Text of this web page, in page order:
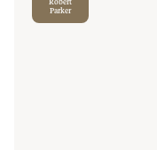
Robert
Parker